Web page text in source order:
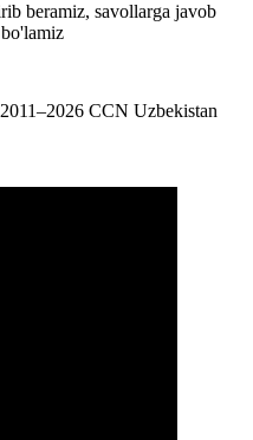
beramiz, savollarga javob
2026 CCN Uzbekistan